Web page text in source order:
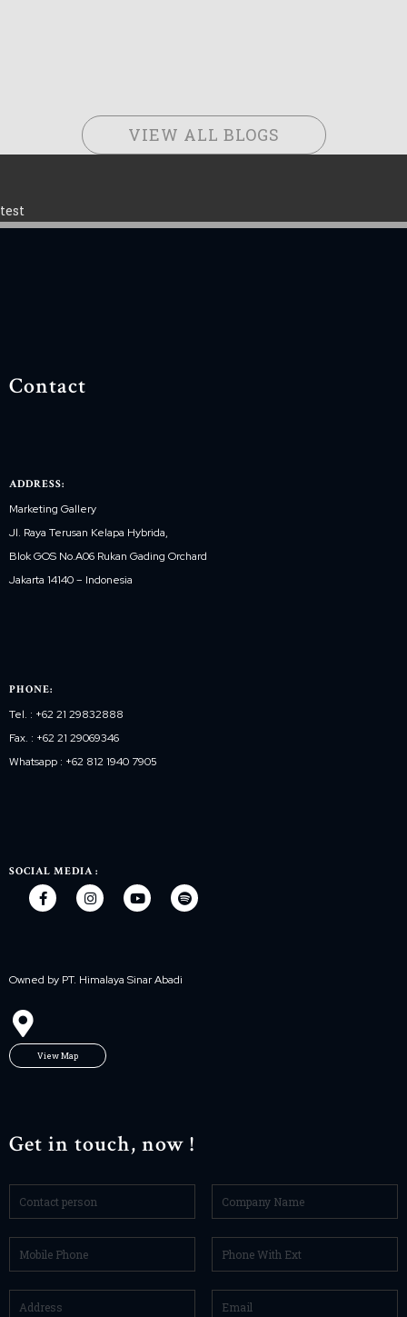
VIEW ALL BLOGS
test
Contact
ADDRESS:
Marketing Gallery
Jl. Raya Terusan Kelapa Hybrida,
Blok GOS No.A06 Rukan Gading Orchard
Jakarta 14140 – Indonesia
PHONE:
Tel. : +62 21 29832888
Fax. : +62 21 29069346
Whatsapp : +62 812 1940 7905
SOCIAL MEDIA :
Owned by PT. Himalaya Sinar Abadi
View Map
Get in touch, now !